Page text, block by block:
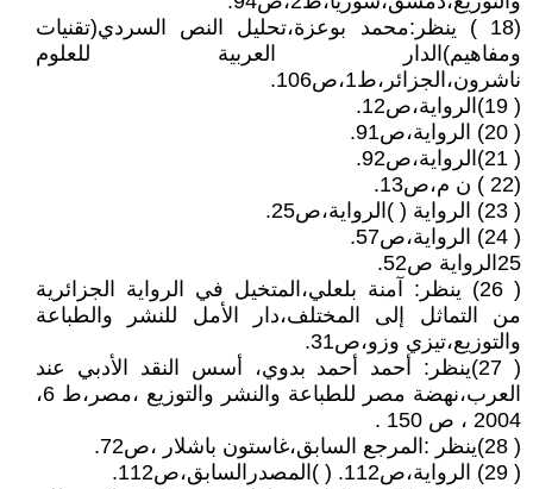
(18 ) ينظر:محمد بوعزة،تحليل النص السردي(تقنيات
ومفاهيم)الدار العربية للعلوم
ناشرون،الجزائر،ط1،ص106.
( 19)الرواية،ص12.
( 20) الرواية،ص91.
( 21)الرواية،ص92.
(22 ) ن م،ص13.
( 23) الرواية ( )الرواية،ص25.
( 24) الرواية،ص57.
25الرواية ص52.
( 26) ينظر: آمنة بلعلي،المتخيل في الرواية الجزائرية
من التماثل إلى المختلف،دار الأمل للنشر والطباعة
والتوزيع،تيزي وزو،ص31.
( 27)ينظر: أحمد أحمد بدوي، أسس النقد الأدبي عند
العرب،نهضة مصر للطباعة والنشر والتوزيع ،مصر،ط 6،
2004 ، ص 150 .
( 28)ينظر :المرجع السابق،غاستون باشلار ،ص72.
( 29) الرواية،ص112. ( )المصدرالسابق،ص112.